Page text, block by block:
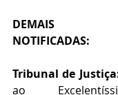
DEMAIS
NOTIFICADAS:
Tribunal de
ao